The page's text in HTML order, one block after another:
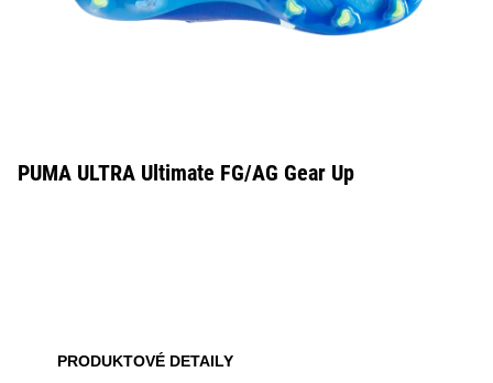
PUMA ULTRA Ultimate FG/AG Gear Up
PRODUKTOVÉ DETAILY